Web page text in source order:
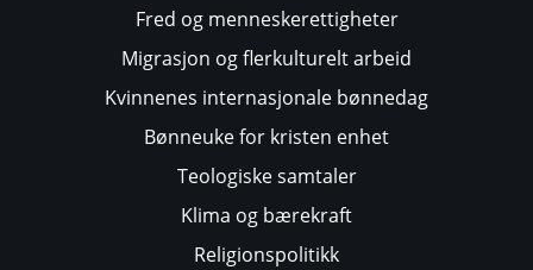
Fred og menneskerettigheter
Migrasjon og flerkulturelt arbeid
Kvinnenes internasjonale bønnedag
Bønneuke for kristen enhet
Teologiske samtaler
Klima og bærekraft
Religionspolitikk